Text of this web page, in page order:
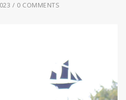
0 COMMENTS